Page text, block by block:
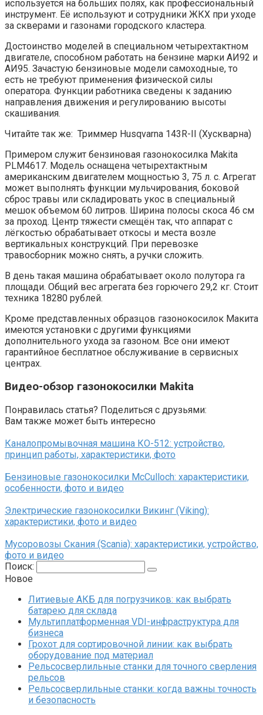
используется на больших полях, как профессиональный
инструмент. Её используют и сотрудники ЖКХ при уходе
за скверами и газонами городского кластера.
Достоинство моделей в специальном четырехтактном
двигателе, способном работать на бензине марки АИ92 и
АИ95. Зачастую бензиновые модели самоходные, то
есть не требуют применения физической силы
оператора. Функции работника сведены к заданию
направления движения и регулированию высоты
скашивания.
Читайте так же: Триммер Husqvarna 143R-II (Хускварна)
Примером служит бензиновая газонокосилка Makita
PLM4617. Модель оснащена четырехтактным
американским двигателем мощностью 3, 75 л. с. Агрегат
может выполнять функции мульчирования, боковой
сброс травы или складировать укос в специальный
мешок объемом 60 литров. Ширина полосы скоса 46 см
за проход. Центр тяжести смещён так, что аппарат с
лёгкостью обрабатывает откосы и места возле
вертикальных конструкций. При перевозке
травосборник можно снять, а ручки сложить.
В день такая машина обрабатывает около полутора га
площади. Общий вес агрегата без горючего 29,2 кг. Стоит
техника 18280 рублей.
Кроме представленных образцов газонокосилок Макита
имеются установки с другими функциями
дополнительного ухода за газоном. Все они имеют
гарантийное бесплатное обслуживание в сервисных
центрах.
Видео-обзор газонокосилки Makita
Понравилась статья? Поделиться с друзьями:
Вам также может быть интересно
Каналопромывочная машина КО-512: устройство,
принцип работы, характеристики, фото
Бензиновые газонокосилки McCulloch: характеристики,
особенности, фото и видео
Электрические газонокосилки Викинг (Viking):
характеристики, фото и видео
Мусоровозы Скания (Scania): характеристики, устройство,
фото и видео
Поиск:
Новое
Литиевые АКБ для погрузчиков: как выбрать
батарею для склада
Мультиплатформенная VDI-инфраструктура для
бизнеса
Грохот для сортировочной линии: как выбрать
оборудование под материал
Рельсосверлильные станки для точного сверления
рельсов
Рельсосверлильные станки: когда важны точность
и безопасность